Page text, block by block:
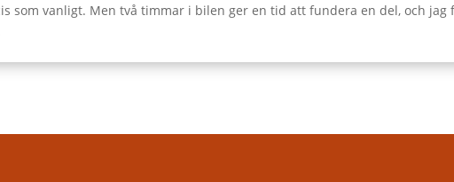
som vanligt. Men två timmar i bilen ger en tid att fundera en del, och